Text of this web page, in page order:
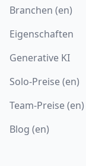
Branchen (en)
Eigenschaften
Generative KI
Solo-Preise (en)
Team-Preise (en)
Blog (en)